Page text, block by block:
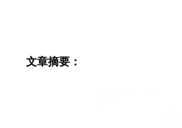
文章摘要：